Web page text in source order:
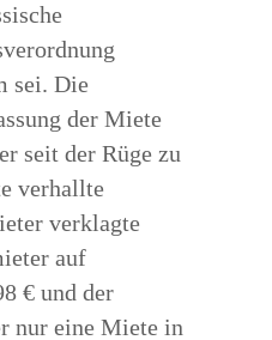
sei. Die
der Miete
seit der Rüge zu
verhallte
verklagte
auf
€ und der
nur eine Miete in